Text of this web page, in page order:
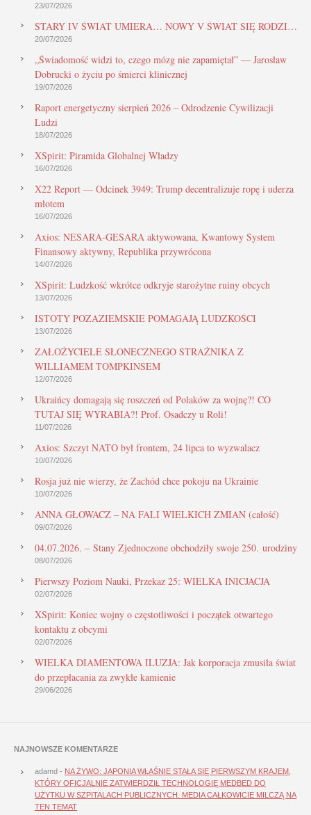
23/07/2026
STARY IV ŚWIAT UMIERA… NOWY V ŚWIAT SIĘ RODZI…
20/07/2026
„Świadomość widzi to, czego mózg nie zapamiętał” — Jarosław
Dobrucki o życiu po śmierci klinicznej
19/07/2026
Raport energetyczny sierpień 2026 – Odrodzenie Cywilizacji
Ludzi
18/07/2026
XSpirit: Piramida Globalnej Władzy
16/07/2026
X22 Report — Odcinek 3949: Trump decentralizuje ropę i uderza
młotem
16/07/2026
Axios: NESARA-GESARA aktywowana, Kwantowy System
Finansowy aktywny, Republika przywrócona
14/07/2026
XSpirit: Ludzkość wkrótce odkryje starożytne ruiny obcych
13/07/2026
ISTOTY POZAZIEMSKIE POMAGAJĄ LUDZKOŚCI
13/07/2026
ZAŁOŻYCIELE SŁONECZNEGO STRAŻNIKA Z
WILLIAMEM TOMPKINSEM
12/07/2026
Ukraińcy domagają się roszczeń od Polaków za wojnę?! CO
TUTAJ SIĘ WYRABIA?! Prof. Osadczy u Roli!
11/07/2026
Axios: Szczyt NATO był frontem, 24 lipca to wyzwalacz
10/07/2026
Rosja już nie wierzy, że Zachód chce pokoju na Ukrainie
10/07/2026
ANNA GŁOWACZ – NA FALI WIELKICH ZMIAN (całość)
09/07/2026
04.07.2026. – Stany Zjednoczone obchodziły swoje 250. urodziny
08/07/2026
Pierwszy Poziom Nauki, Przekaz 25: WIELKA INICJACJA
02/07/2026
XSpirit: Koniec wojny o częstotliwości i początek otwartego
kontaktu z obcymi
02/07/2026
WIELKA DIAMENTOWA ILUZJA: Jak korporacja zmusiła świat
do przepłacania za zwykłe kamienie
29/06/2026
NAJNOWSZE KOMENTARZE
adamd - NA ŻYWO: JAPONIA WŁAŚNIE STAŁA SIĘ PIERWSZYM KRAJEM,
KTÓRY OFICJALNIE ZATWIERDZIŁ TECHNOLOGIĘ MEDBED DO
UŻYTKU W SZPITALACH PUBLICZNYCH. MEDIA CAŁKOWICIE MILCZĄ NA
TEN TEMAT